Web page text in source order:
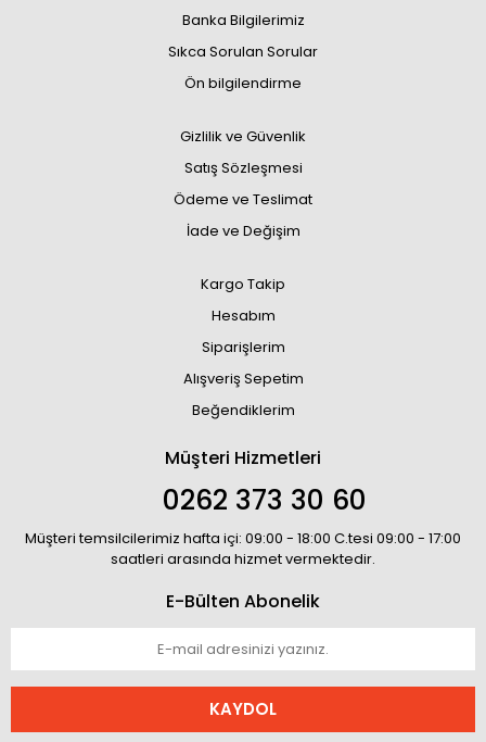
Banka Bilgilerimiz
Sıkca Sorulan Sorular
Ön bilgilendirme
Gizlilik ve Güvenlik
Satış Sözleşmesi
Ödeme ve Teslimat
İade ve Değişim
Kargo Takip
Hesabım
Siparişlerim
Alışveriş Sepetim
Beğendiklerim
Müşteri Hizmetleri
0262 373 30 60
Müşteri temsilcilerimiz hafta içi: 09:00 - 18:00 C.tesi 09:00 - 17:00
saatleri arasında hizmet vermektedir.
E-Bülten Abonelik
KAYDOL